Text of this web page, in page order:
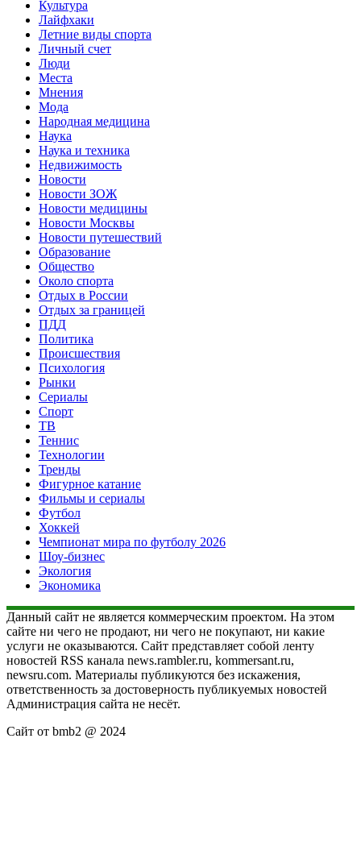
Культура
Лайфхаки
Летние виды спорта
Личный счет
Люди
Места
Мнения
Мода
Народная медицина
Наука
Наука и техника
Недвижимость
Новости
Новости ЗОЖ
Новости медицины
Новости Москвы
Новости путешествий
Образование
Общество
Около спорта
Отдых в России
Отдых за границей
ПДД
Политика
Происшествия
Психология
Рынки
Сериалы
Спорт
ТВ
Теннис
Технологии
Тренды
Фигурное катание
Фильмы и сериалы
Футбол
Хоккей
Чемпионат мира по футболу 2026
Шоу-бизнес
Экология
Экономика
Данный сайт не является коммерческим проектом. На этом
сайте ни чего не продают, ни чего не покупают, ни какие
услуги не оказываются. Сайт представляет собой ленту
новостей RSS канала news.rambler.ru, kommersant.ru,
newsru.com. Материалы публикуются без искажения,
ответственность за достоверность публикуемых новостей
Администрация сайта не несёт.
Сайт от bmb2 @ 2024